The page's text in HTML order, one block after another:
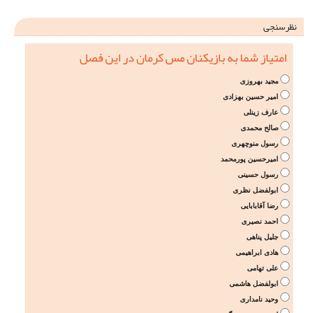
نظرسنجی
امتیاز شما به بازیکنان مس کرمان در این فصل
مجید بهروزی
امیر حسین بهزادی
عارف زینلی
صالح محمدی
رسول منوچهری
امیرحسین پورمحمد
رسول حسینی
ابولفضل نظری
رضا آقابابایی
احمد نصیری
جلیل پناهی
هادی ابراهیمی
علی تهامی
ابولفضل هاشمی
وحید نامداری